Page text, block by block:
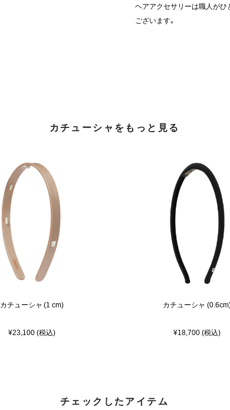
ヘアアクセサリーは職人がひ
ございます。
カチューシャをもっと見る
カチューシャ (1 cm)
¥23,100 (税込)
カチューシャ
¥18,700 (税込)
チェックしたアイテム